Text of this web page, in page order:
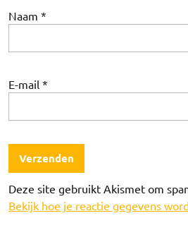
Naam *
E-mail *
Deze site gebruikt Akismet om
Bekijk hoe je reactie gegevens